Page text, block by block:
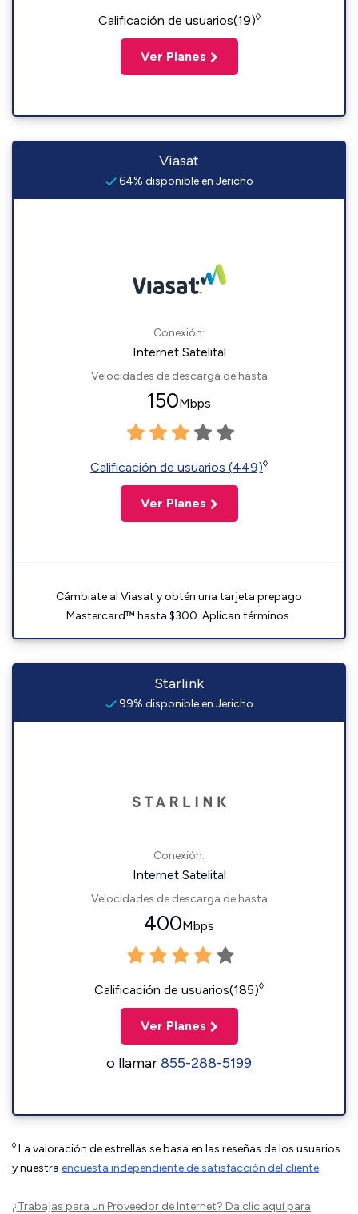
Calificación de usuarios(19)◊
Ver Planes
Viasat
64% disponible en Jericho
Conexión:
Internet Satelital
Velocidades de descarga de hasta
150Mbps
Calificación de usuarios (449)◊
Ver Planes
Cámbiate al Viasat y obtén una tarjeta prepago
Mastercard™ hasta $300. Aplican términos.
Starlink
99% disponible en Jericho
Conexión:
Internet Satelital
Velocidades de descarga de hasta
400Mbps
Calificación de usuarios(185)◊
Ver Planes
o llamar855-288-5199
◊ La valoración de estrellas se basa en las reseñas de los usuarios
y nuestra encuesta independiente de satisfacción del cliente.
¿Trabajas para un Proveedor de Internet? Da clic aquípara